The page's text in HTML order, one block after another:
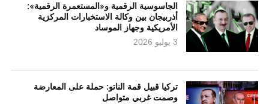
الجاسوسية الرقمية و«المستعمرة الرقمية»:
أذربيجان بين وكالة الاستخبارات المركزية
الأمريكية وجهاز الموساد
3 يوليو 2026
تركيا قبيل قمة الناتو: حملة على المعارضة
وصمت غربي متواصل